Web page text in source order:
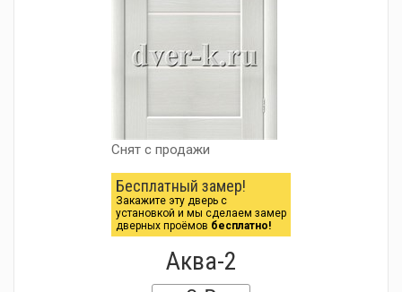
Снят с продажи
Бесплатный замер!
Закажите эту дверь с
установкой и мы сделаем замер
дверных проёмов бесплатно!
Аква-2